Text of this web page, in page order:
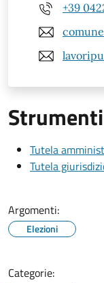
+39
Tutela
Tutela
Argomenti:
Elezioni
Categorie: